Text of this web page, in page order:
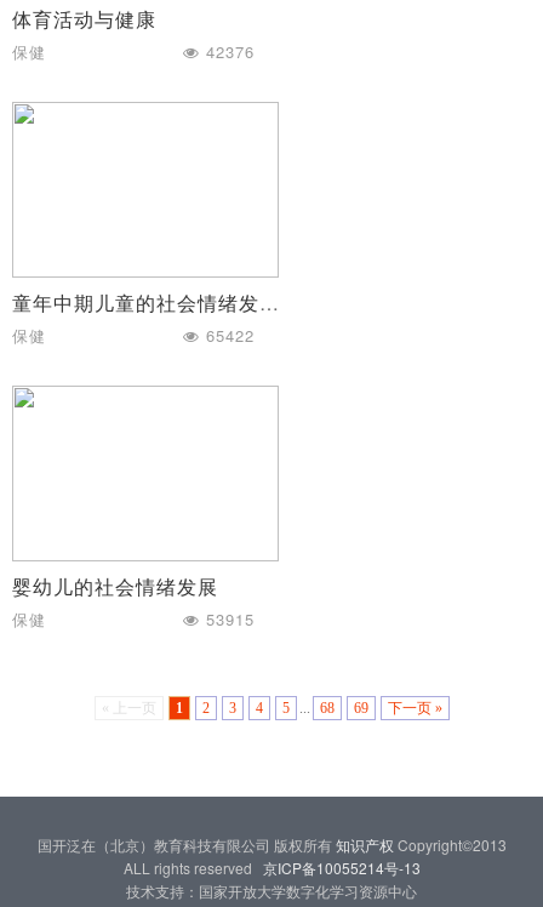
体育活动与健康
保健 42376
童年中期儿童的社会情绪发展
保健 65422
婴幼儿的社会情绪发展
保健 53915
« 上一页 1 2 3 4 5 ... 68 69 下一页 »
国开泛在（北京）教育科技有限公司 版权所有知识产权 Copyright©2013
ALL rights reserved 京ICP备10055214号-13
技术支持：国家开放大学数字化学习资源中心